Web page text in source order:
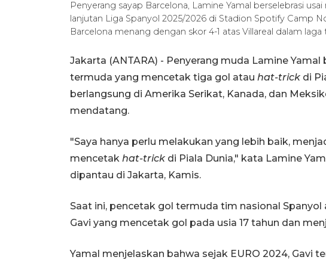
Penyerang sayap Barcelona, Lamine Yamal berselebrasi
lanjutan Liga Spanyol 2025/2026 di Stadion Spotify Camp
Barcelona menang dengan skor 4-1 atas Villareal dalam
Jakarta (ANTARA) - Penyerang muda Lamine
termuda yang mencetak tiga gol atau hat-trick di
berlangsung di Amerika Serikat, Kanada, dan
mendatang.
"Saya hanya perlu melakukan yang lebih baik,
mencetak hat-trick di Piala Dunia," kata Lamine
dipantau di Jakarta, Kamis.
Saat ini, pencetak gol termuda tim nasional Spanyol
Gavi yang mencetak gol pada usia 17 tahun dan
Yamal menjelaskan bahwa sejak EURO 2024, Gavi